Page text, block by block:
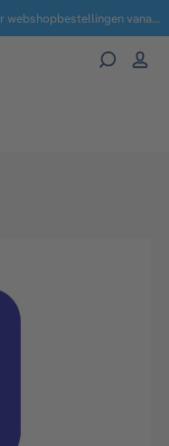
Geen administratie- en verzendkosten voor webshopbestellingen vanaf € 100,-.